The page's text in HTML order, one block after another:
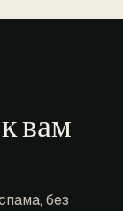
вам
без